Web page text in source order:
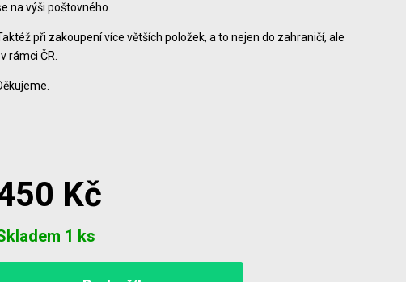
na výši poštovného.
při zakoupení více větších položek, a to nejen do zahraničí, ale
rámci ČR.
Kč
1 ks